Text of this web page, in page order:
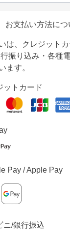
お支払い方法につ
は、クレジット
行振り込み・各種
ます。
ットカード
Pay / Apple Pay
ニ/銀行振込